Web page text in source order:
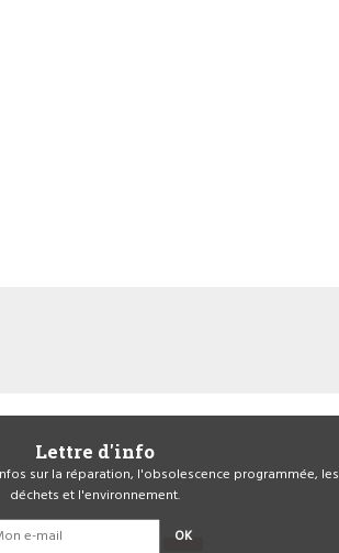
Lettre d'info
sur la réparation, l'obsolescence programmée, les
déchets et l'environnement.
OK